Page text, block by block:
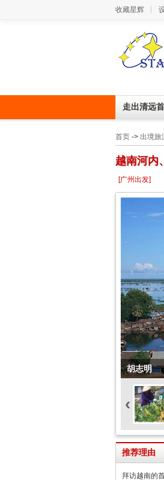
收藏星辉
走出清远
首页 -> 出境旅
越南河内
[广州出发]
胡志明
‹
推荐理由
拜访越南的